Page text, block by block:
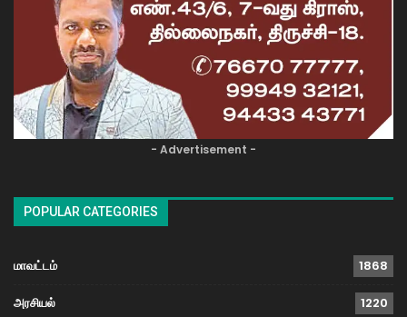
- Advertisement -
POPULAR CATEGORIES
மாவட்டம் 1868
அரசியல் 1220